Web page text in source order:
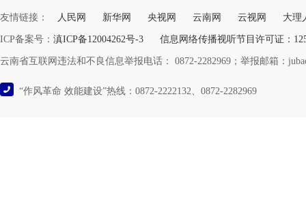
友情链接： 人民网 新华网 央视网 云南网 云视网 大理
ICP备案号： 滇ICP备12004262号-3 信息网络传播视听节目许可证：
云南省互联网违法和不良信息举报电话： 0872-2282969；举报邮箱：
“作风革命 效能建设”热线：0872-2222132、0872-2282969